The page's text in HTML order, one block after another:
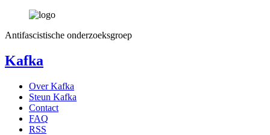
Antifascistische onderzoeksgroep
Kafka
Over Kafka
Steun Kafka
Contact
FAQ
RSS